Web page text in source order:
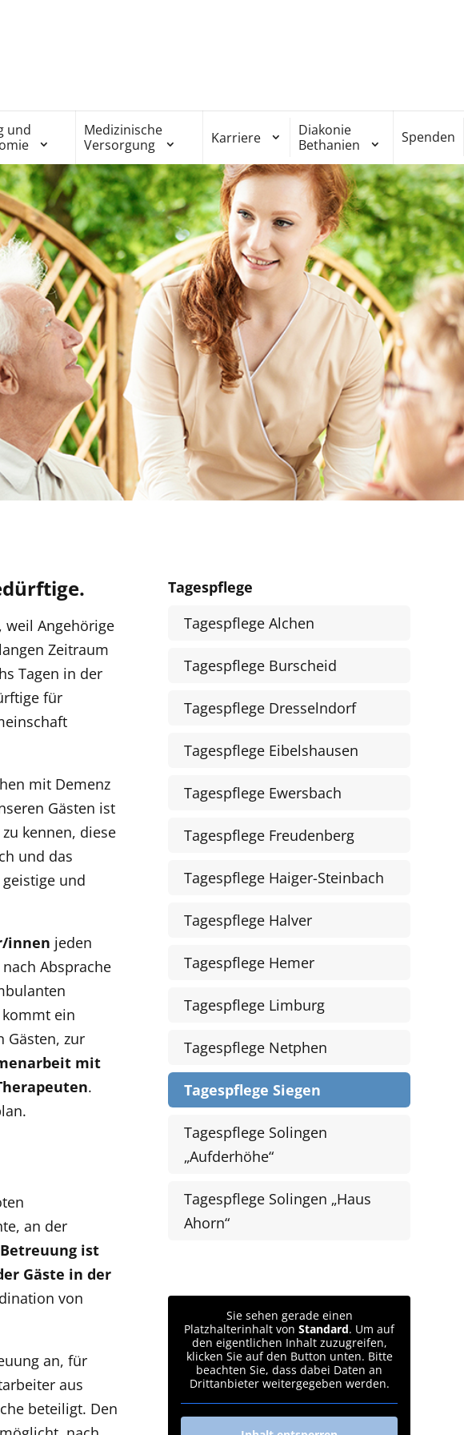
und
Medizinische
Versorgung
Karriere
Diakonie
Bethanien
Spenden
weil Angehörige
Zeitraum
Tagen in der
für
mit Demenz
Gästen ist
kennen, diese
und das
und
innen jeden
Absprache
ein
Gästen, zur
mit
.
an der
ist
Gäste in der
von
an, für
aus
beteiligt. Den
Tagespflege
Tagespflege Alchen
Tagespflege Burscheid
Tagespflege Dresselndorf
Tagespflege Eibelshausen
Tagespflege Ewersbach
Tagespflege Freudenberg
Tagespflege Haiger-Steinbach
Tagespflege Halver
Tagespflege Hemer
Tagespflege Limburg
Tagespflege Netphen
Tagespflege Siegen
Tagespflege Solingen
„Aufderhöhe“
Tagespflege Solingen „Haus
Ahorn“
Sie sehen gerade einen
Platzhalterinhalt vonStandard. Um auf
den eigentlichen Inhalt zuzugreifen,
klicken Sie auf den Button unten. Bitte
beachten Sie, dass dabei Daten an
Drittanbieter weitergegeben werden.